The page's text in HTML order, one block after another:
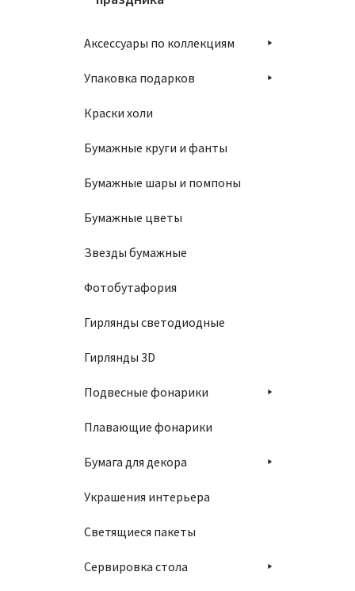
Аксессуары по коллекциям
Упаковка подарков
Краски холи
Бумажные круги и фанты
Бумажные шары и помпоны
Бумажные цветы
Звезды бумажные
Фотобутафория
Гирлянды светодиодные
Гирлянды 3D
Подвесные фонарики
Плавающие фонарики
Бумага для декора
Украшения интерьера
Светящиеся пакеты
Сервировка стола